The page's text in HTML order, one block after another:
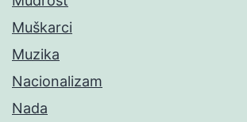
Muškarci
Muzika
Nacionalizam
Nada